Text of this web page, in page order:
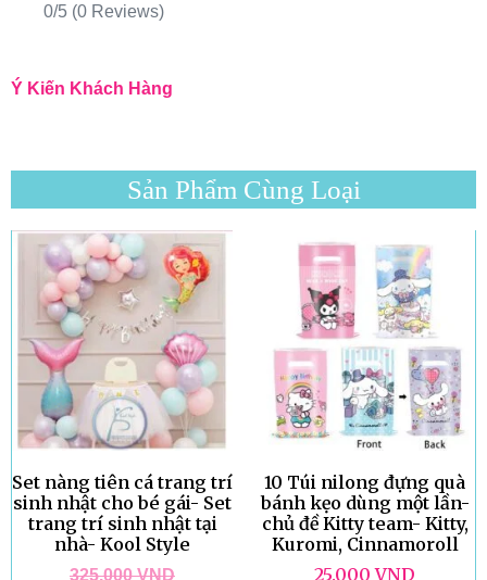
0/5 (0 Reviews)
Ý Kiến Khách Hàng
Sản Phẩm Cùng Loại
Set nàng tiên cá trang trí
sinh nhật cho bé gái- Set
trang trí sinh nhật tại
nhà- Kool Style
325.000VND
10 Túi nilong đựng quà
bánh kẹo dùng một lần-
chủ đề Kitty team- Kitty,
Kuromi, Cinnamoroll
25.000VND